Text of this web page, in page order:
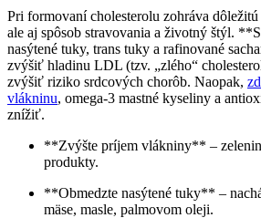
Pri formovaní cholesterolu zohráva
ale aj spôsob stravovania a životný štýl.
nasýtené tuky, trans tuky a rafinované
zvýšiť hladinu LDL (tzv. „zlého“
zvýšiť riziko srdcových chorôb. Naopak,
vlákninu, omega-3 mastné kyseliny a
znížiť.
**Zvýšte príjem vlákniny** –
produkty.
**Obmedzte nasýtené tuky** –
mäse, masle, palmovom oleji.